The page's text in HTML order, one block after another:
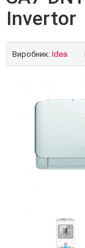
Invertor
Виробник: Idea